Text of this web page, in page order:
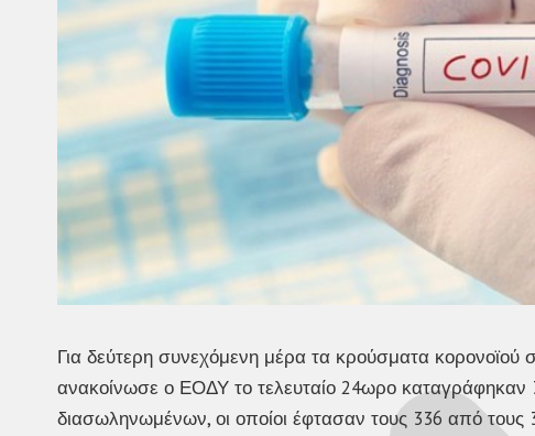
Για δεύτερη συνεχόμενη μέρα τα κρούσματα
ανακοίνωσε ο ΕΟΔΥ το τελευταίο 24ωρο
διασωληνωμένων, οι οποίοι έφτασαν τους 336 από τους